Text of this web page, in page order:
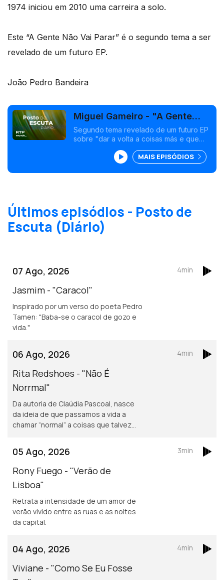
1974 iniciou em 2010 uma carreira a solo.
Este “A Gente Não Vai Parar” é o segundo tema a ser
revelado de um futuro EP.
João Pedro Bandeira
Miguel Gameiro - "A Gente
Não Vai Parar"
Segundo tema revelado de um futuro EP
sobre "dar a volta a coisas más e que
resiliência. Sobre ultrapassar dificuldades
e não ter medo."
MAIS EPISÓDIOS
Últimos episódios - Posto de
Escuta (Diário)
07 Ago, 2026
Jasmim - "Caracol"
Inspirado por um verso do poeta Pedro
Tamen: "Baba-se o caracol de gozo e
vida."
4min
06 Ago, 2026
Rita Redshoes - "Não É
Norrmal"
Da autoria de Claúdia Pascoal, nasce
da ideia de que passamos a vida a
chamar “normal” a coisas que talvez
4min
05 Ago, 2026
Rony Fuego - "Verão de
Lisboa"
Retrata a intensidade de um amor de
verão vivido entre as ruas e as noites
da capital.
3min
04 Ago, 2026
Viviane - "Como Se Eu Fosse
4min